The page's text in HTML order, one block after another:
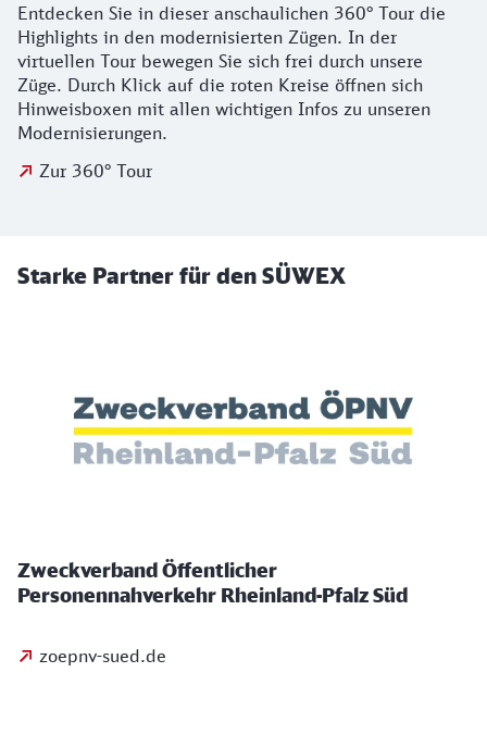
Entdecken Sie in dieser anschaulichen 360° Tour die
Highlights in den modernisierten Zügen. In der
virtuellen Tour bewegen Sie sich frei durch unsere
Züge. Durch Klick auf die roten Kreise öffnen sich
Hinweisboxen mit allen wichtigen Infos zu unseren
Modernisierungen.
Zur 360° Tour
Starke Partner für den SÜWEX
Zweckverband Öffentlicher
Personennahverkehr Rheinland-Pfalz Süd
zoepnv-sued.de